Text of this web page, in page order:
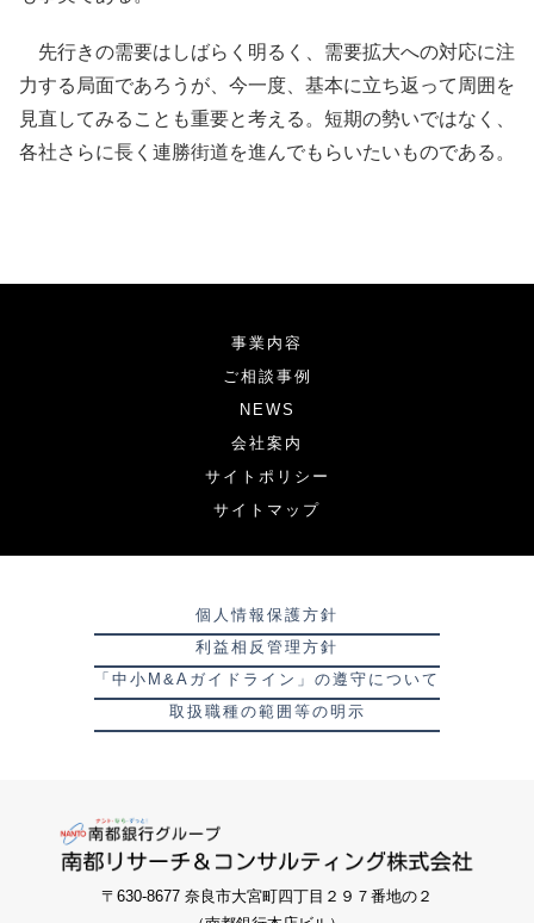
先行きの需要はしばらく明るく、需要拡大への対応に注
力する局面であろうが、今一度、基本に立ち返って周囲を
見直してみることも重要と考える。短期の勢いではなく、
各社さらに長く連勝街道を進んでもらいたいものである。
事業内容
ご相談事例
NEWS
会社案内
サイトポリシー
サイトマップ
個人情報保護方針
利益相反管理方針
「中小M&Aガイドライン」の遵守について
取扱職種の範囲等の明示
〒630-8677 奈良市大宮町四丁目２９７番地の２